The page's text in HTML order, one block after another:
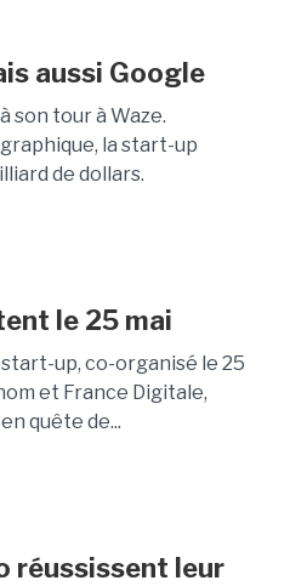
aussi Google
son tour à Waze.
la start-up
de dollars.
le 25 mai
up, co-organisé le 25
et France Digitale,
quête de...
réussissent leur